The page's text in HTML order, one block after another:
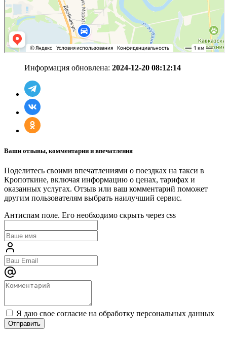
Информация обновлена: 2024-12-20 08:12:14
Ваши отзывы, комментарии и впечатления
Поделитесь своими впечатлениями о поездках на такси в
Кропоткине, включая информацию о ценах, тарифах и
оказанных услугах. Отзыв или ваш комментарий поможет
другим пользователям выбрать наилучший сервис.
Антиспам поле. Его необходимо скрыть через css
Я даю свое согласие на обработку персональных данных